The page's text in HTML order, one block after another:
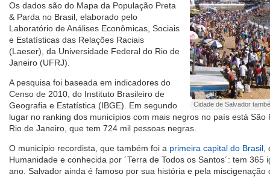
Cidade de Salvador
Os dados são do Mapa da População Preta
& Parda no Brasil, elaborado pelo
Laboratório de Análises Econômicas, Sociais
e Estatísticas das Relações Raciais
(Laeser), da Universidade Federal do Rio de
Janeiro (UFRJ).
A pesquisa foi baseada em indicadores do
Censo de 2010, do Instituto Brasileiro de
Geografia e Estatística (IBGE). Em segundo
lugar no ranking dos municípios com mais negros no país está São
Rio de Janeiro, que tem 724 mil pessoas negras.
O município recordista, que também foi a primeira capital do Brasil
Humanidade e conhecida por ´Terra de Todos os Santos´: tem
ano. Salvador ainda é famoso por sua história e pela